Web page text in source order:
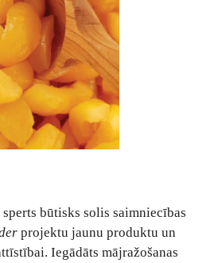
būtisks solis saimniecības
projektu jaunu produktu un
Iegādāts mājražošanas